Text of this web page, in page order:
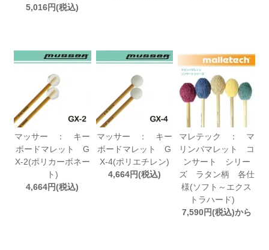
5,016円(税込)
マッサー ： キー
ボードマレット G
X-2(ポリカーボネー
ト)
4,664円(税込)
マッサー ： キー
ボードマレット G
X-4(ポリエチレン)
4,664円(税込)
マレテック ： マ
リンバマレット コ
ンサート シリー
ズ ラタン柄 各仕
様(ソフト～エクス
トラハード)
7,590円(税込)から